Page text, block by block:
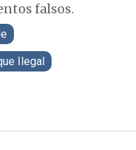
falsos.
Ilegal